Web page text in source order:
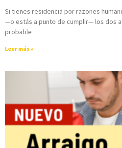
Si tienes residencia por razones
—o estás a punto de cumplir— los dos
probable
Leer más »